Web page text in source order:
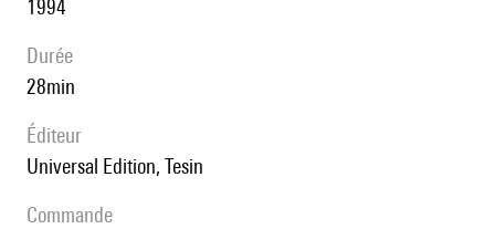
1994
durée
28min
éditeur
Universal Edition, Tesin
Commande